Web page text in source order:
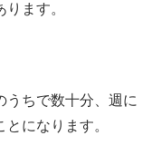
ます。
うちで数十分、週に
になります。